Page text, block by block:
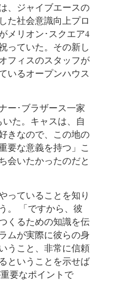
、ジャイブエースの
た社会意識向上プロ
メリオン･スクエア4
っていた。その新し
フィスのスタッフが
いるオープンハウス
ー･ブラザース一家
た。キャスは、自
きなので、この地の
要な意義を持つ」こ
会いたかったのだと
っていることを知り
。 「ですから、彼
くるための知識を伝
ムが実際に彼らの身
うこと、非常に信頼
ということを示せば
要なポイントで